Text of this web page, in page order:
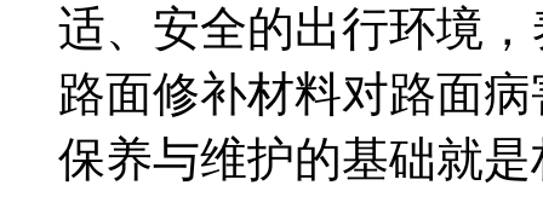
适、安全的出行环境
路面修补材料对路面
保养与维护的基础就